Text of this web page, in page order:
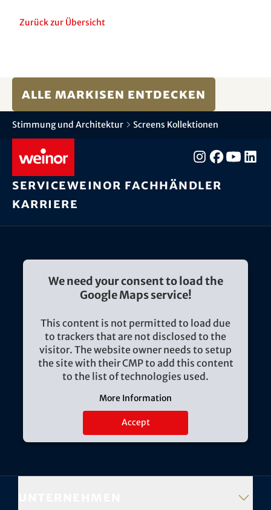
Zurück zur Übersicht
Alle Markisen entdecken
Stimmung und Architektur Screens Kollektionen
Serviceweinor Fachhändler
Karriere
We need your consent to load the
Google Maps service!
This content is not permitted to load due
to trackers that are not disclosed to the
visitor. The website owner needs to setup
the site with their CMP to add this content
to the list of technologies used.
More Information
Accept